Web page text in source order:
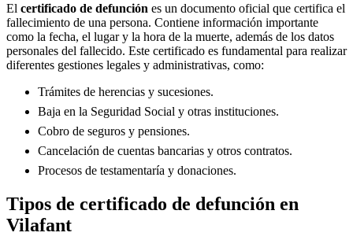
El certificado de defunción es un documento oficial que certifica el
fallecimiento de una persona. Contiene información importante
como la fecha, el lugar y la hora de la muerte, además de los datos
personales del fallecido. Este certificado es fundamental para realizar
diferentes gestiones legales y administrativas, como:
Trámites de herencias y sucesiones.
Baja en la Seguridad Social y otras instituciones.
Cobro de seguros y pensiones.
Cancelación de cuentas bancarias y otros contratos.
Procesos de testamentaría y donaciones.
Tipos de certificado de defunción en
Vilafant